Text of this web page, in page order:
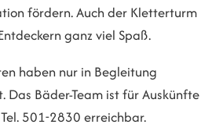
fördern. Auch der Kletterturm
ganz viel Spaß.
haben nur in Begleitung
Das Bäder-Team ist für Auskünfte
501-2830 erreichbar.